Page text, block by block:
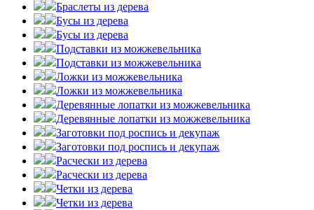
Браслеты из дерева
Бусы из дерева
Бусы из дерева
Подставки из можжевельника
Подставки из можжевельника
Ложки из можжевельника
Ложки из можжевельника
Деревянные лопатки из можжевельника
Деревянные лопатки из можжевельника
Заготовки под роспись и декупаж
Заготовки под роспись и декупаж
Расчески из дерева
Расчески из дерева
Четки из дерева
Четки из дерева